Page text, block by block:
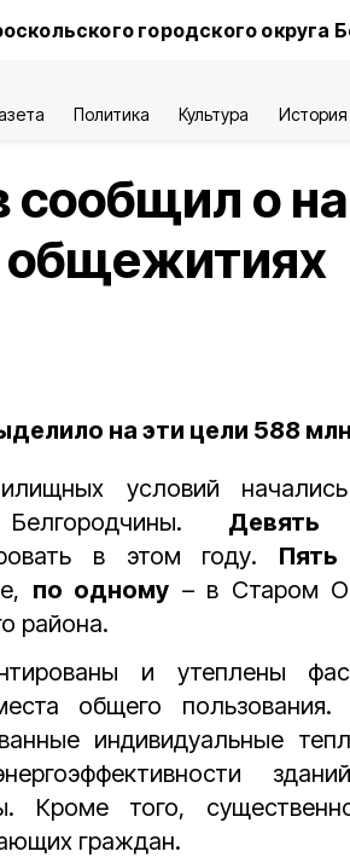
городского округа
Политика Культура История
сообщил о
общежитиях
на эти цели 588
условий
Девять
в этом году. Пять
по одному – в Старом
района.
и утеплены
общего пользования.
индивидуальные
Кроме того,
граждан.